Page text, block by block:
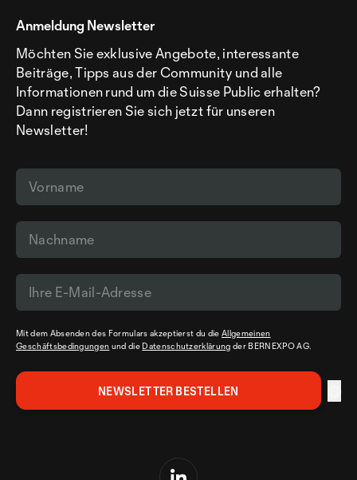
Anmeldung Newsletter
Möchten Sie exklusive Angebote, interessante
Beiträge, Tipps aus der Community und alle
Informationen rund um die Suisse Public erhalten?
Dann registrieren Sie sich jetzt für unseren
Newsletter!
Mit dem Absenden des Formulars akzeptierst du dieAllgemeinen
Geschäftsbedingungen und die Datenschutzerklärung der BERNEXPO AG.